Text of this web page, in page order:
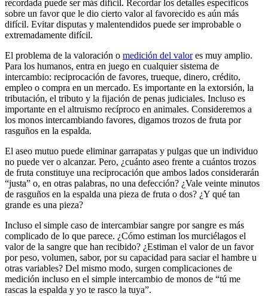
recordada puede ser más difícil. Recordar los detalles específicos
sobre un favor que le dio cierto valor al favorecido es aún más
difícil. Evitar disputas y malentendidos puede ser improbable o
extremadamente difícil.
El problema de la valoración o medición del valores muy amplio.
Para los humanos, entra en juego en cualquier sistema de
intercambio: reciprocación de favores, trueque, dinero, crédito,
empleo o compra en un mercado. Es importante en la extorsión, la
tributación, el tributo y la fijación de penas judiciales. Incluso es
importante en el altruismo recíproco en animales. Consideremos a
los monos intercambiando favores, digamos trozos de fruta por
rasguños en la espalda.
El aseo mutuo puede eliminar garrapatas y pulgas que un individuo
no puede ver o alcanzar. Pero, ¿cuánto aseo frente a cuántos trozos
de fruta constituye una reciprocación que ambos lados considerarán
“justa” o, en otras palabras, no una defección? ¿Vale veinte minutos
de rasguños en la espalda una pieza de fruta o dos? ¿Y qué tan
grande es una pieza?
Incluso el simple caso de intercambiar sangre por sangre es más
complicado de lo que parece. ¿Cómo estiman los murciélagos el
valor de la sangre que han recibido? ¿Estiman el valor de un favor
por peso, volumen, sabor, por su capacidad para saciar el hambre u
otras variables? Del mismo modo, surgen complicaciones de
medición incluso en el simple intercambio de monos de “tú me
rascas la espalda y yo te rasco la tuya”.